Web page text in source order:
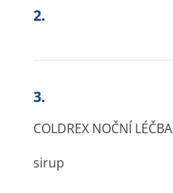
2.
3.
COLDREX NOČNÍ LÉČBA
sirup